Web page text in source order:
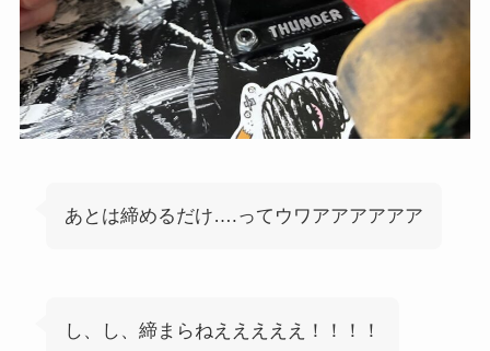
あとは締めるだけ….ってウワアアアアアア
し、し、締まらねえええええ！！！！